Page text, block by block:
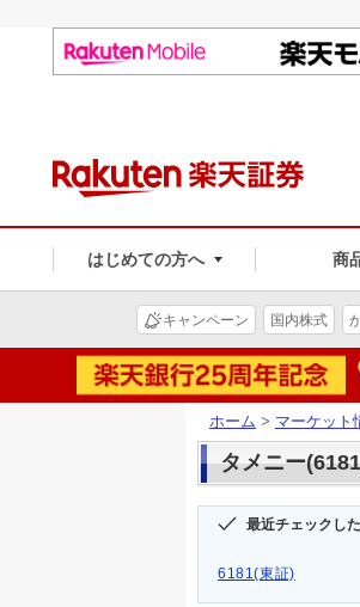
はじめての方へ 商
キャンペーン 国内株式
ホーム > マーケット
タメニー
最近チェックし
6181(東証)